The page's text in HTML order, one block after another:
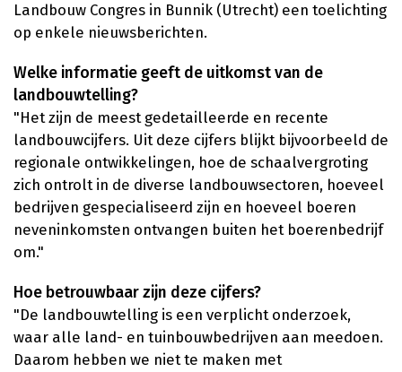
Landbouw Congres in Bunnik (Utrecht) een toelichting
op enkele nieuwsberichten.
Welke informatie geeft de uitkomst van de
landbouwtelling?
"Het zijn de meest gedetailleerde en recente
landbouwcijfers. Uit deze cijfers blijkt bijvoorbeeld de
regionale ontwikkelingen, hoe de schaalvergroting
zich ontrolt in de diverse landbouwsectoren, hoeveel
bedrijven gespecialiseerd zijn en hoeveel boeren
neveninkomsten ontvangen buiten het boerenbedrijf
om."
Hoe betrouwbaar zijn deze cijfers?
"De landbouwtelling is een verplicht onderzoek,
waar alle land- en tuinbouwbedrijven aan meedoen.
Daarom hebben we niet te maken met